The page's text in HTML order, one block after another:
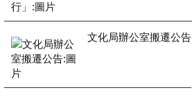
文化局辦公室搬遷公告